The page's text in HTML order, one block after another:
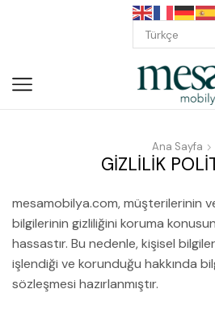
Ana Sayfa
GIZLILIK
mesamobilya.com, müşterilerinin
bilgilerinin gizliliğini koruma
hassastır. Bu nedenle, kişisel
işlendiği ve korunduğu hakkında
sözleşmesi hazırlanmıştır.